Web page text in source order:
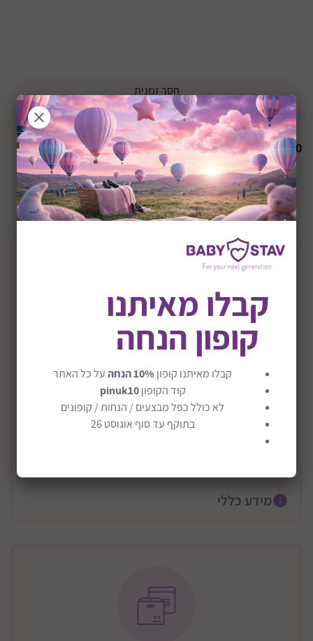
חסר זמנית
הודיעו לי כשחוזר למלאי
₪0
+36M שיתוף:
תיאור המוצר
Animals
צור פרצופים מטורפים משלך לבעלי חיים
מדבקות ו-20 דפי רקע בצבע מלא, כך שילדים יכולים ליצור
את פני החיות הייחודיות והמטורפות שלהם.
כיף וחינוכי: חוברתזו היא דרך מהנה וחינוכית לילדים ללמוד
על בעלי חיים שונים, לפתח את המוטוריקה העדינה שלהם
מחומרים איכותיים, כך שניתן להשתמש בהם שוב ושוב.
לילדים להיות יצירתיים. קל לקלף ולהדביק את המדבקות,
והן ניתנות להסרה מבלי לפגוע בדפי הרקע.
מידע כללי
קבלו מאיתנו
קופון הנחה
קבלו מאיתנו קופון 10% הנחה
על כל האתר
קוד הקופוןpinuk10
לא כולל כפל מבצעים / הנחות / קופונים
בתוקף עד סוף אוגוסט 26